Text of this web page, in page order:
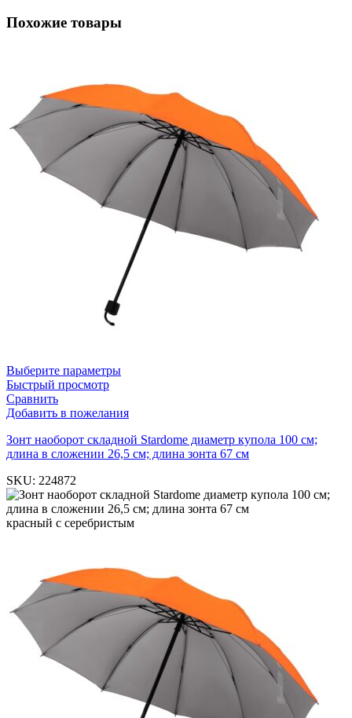
Похожие товары
Выберите параметры
Быстрый просмотр
Сравнить
Добавить в пожелания
Зонт наоборот складной Stardome диаметр купола 100 см;
длина в сложении 26,5 см; длина зонта 67 см
SKU: 224872
красный с серебристым